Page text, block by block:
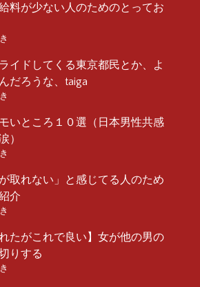
料が少ない人のためのとってお
イドしてくる東京都民とか、よ
だろうな、taiga
いところ１０選（日本男性共感
）
取れない」と感じてる人のため
介
たがこれで良い】女が他の男の
りする